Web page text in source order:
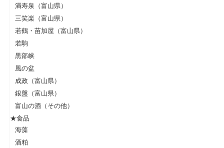
満寿泉（富山県）
三笑楽（富山県）
若鶴・苗加屋（富山県）
若駒
黒部峡
風の盆
成政（富山県）
銀盤（富山県）
富山の酒（その他）
★食品
海藻
酒粕